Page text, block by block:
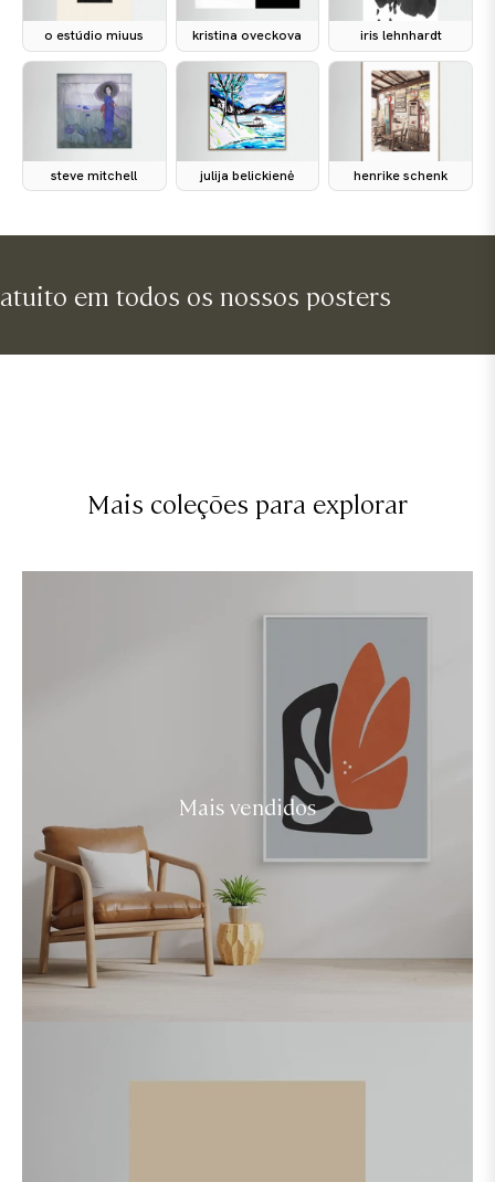
o estúdio miuus kristina oveckova iris lehnhardt
steve mitchell julija belickienė henrike schenk
todos os nossos posters
Mais coleções para explorar
Mais vendidos